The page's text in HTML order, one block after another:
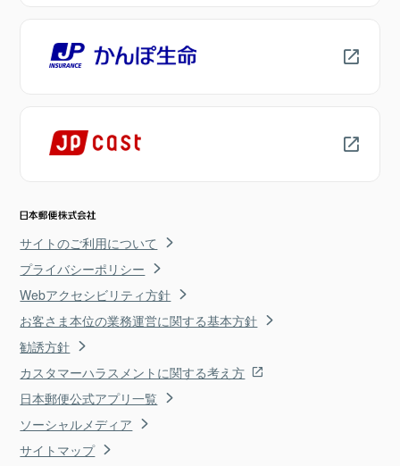
サイトのご利用について
プライバシーポリシー
Webアクセシビリティ方針
お客さま本位の業務運営に関する基本方針
勧誘方針
カスタマーハラスメントに関する考え方
日本郵便公式アプリ一覧
ソーシャルメディア
サイトマップ